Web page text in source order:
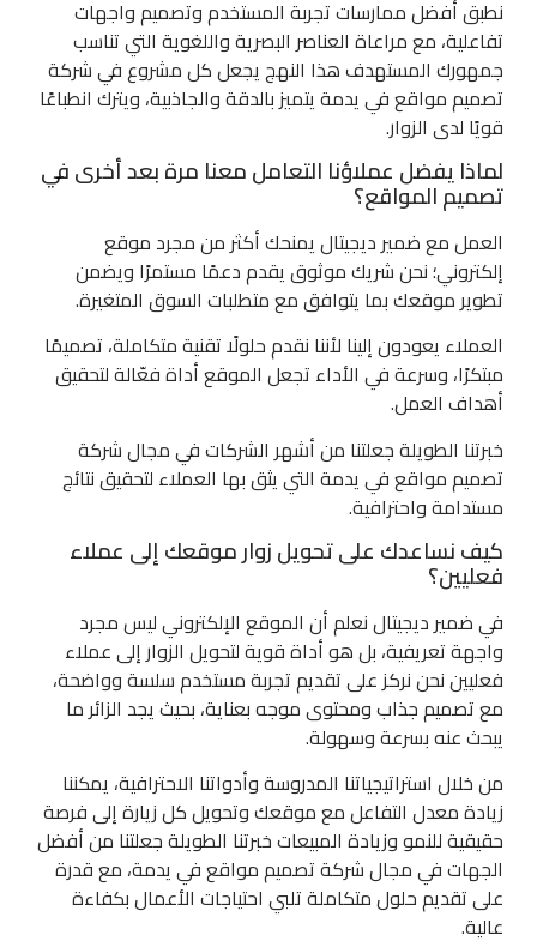
نطبق أفضل ممارسات تجربة المستخدم وتصميم واجهات
تفاعلية، مع مراعاة العناصر البصرية واللغوية التي تناسب
جمهورك المستهدف هذا النهج يجعل كل مشروع في شركة
تصميم مواقع في يدمة يتميز بالدقة والجاذبية، ويترك انطباعًا
قويًا لدى الزوار.
لماذا يفضل عملاؤنا التعامل معنا مرة بعد أخرى في
تصميم المواقع؟
العمل مع ضمير ديجيتال يمنحك أكثر من مجرد موقع
إلكتروني؛ نحن شريك موثوق يقدم دعمًا مستمرًا ويضمن
تطوير موقعك بما يتوافق مع متطلبات السوق المتغيرة.
العملاء يعودون إلينا لأننا نقدم حلولًا تقنية متكاملة، تصميمًا
مبتكرًا، وسرعة في الأداء تجعل الموقع أداة فعّالة لتحقيق
أهداف العمل.
خبرتنا الطويلة جعلتنا من أشهر الشركات في مجال شركة
تصميم مواقع في يدمة التي يثق بها العملاء لتحقيق نتائج
مستدامة واحترافية.
كيف نساعدك على تحويل زوار موقعك إلى عملاء
فعليين؟
في ضمير ديجيتال نعلم أن الموقع الإلكتروني ليس مجرد
واجهة تعريفية، بل هو أداة قوية لتحويل الزوار إلى عملاء
فعليين نحن نركز على تقديم تجربة مستخدم سلسة وواضحة،
مع تصميم جذاب ومحتوى موجه بعناية، بحيث يجد الزائر ما
يبحث عنه بسرعة وسهولة.
من خلال استراتيجياتنا المدروسة وأدواتنا الاحترافية، يمكننا
زيادة معدل التفاعل مع موقعك وتحويل كل زيارة إلى فرصة
حقيقية للنمو وزيادة المبيعات خبرتنا الطويلة جعلتنا من أفضل
الجهات في مجال شركة تصميم مواقع في يدمة، مع قدرة
على تقديم حلول متكاملة تلبي احتياجات الأعمال بكفاءة
عالية.